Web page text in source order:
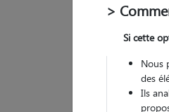
>
Si cette
Nous
des
Ils